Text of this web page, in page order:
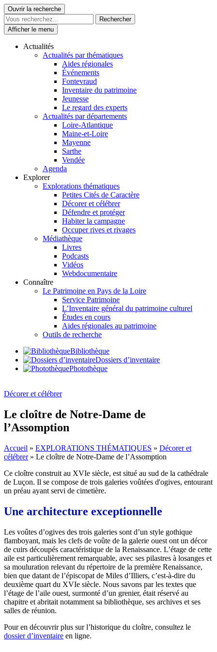
Skip
to
content
Le Patrimoine se vit ici
Ouvrir la recherche
Afficher le menu
Actualités
Actualités par thématiques
Aides régionales
Événements
Fontevraud
Inventaire du patrimoine
Jeunesse
Le regard des experts
Actualités par départements
Loire-Atlantique
Maine-et-Loire
Mayenne
Sarthe
Vendée
Agenda
Explorer
Explorations thématiques
Petites Cités de Caractère
Décorer et célébrer
Défendre et protéger
Habiter la campagne
Occuper rives et rivages
Médiathèque
Livres
Podcasts
Vidéos
Webdocumentaire
Connaître
Le Patrimoine en Pays de la Loire
Service Patrimoine
L’Inventaire général du patrimoine culturel
Études en cours
Aides régionales au patrimoine
Outils de recherche
Bibliothèque
Dossiers d’inventaire
Photothèque
Décorer et célébrer
Le cloître de Notre-Dame de
l’Assomption
Accueil » EXPLORATIONS THÉMATIQUES » Décorer et
célébrer» Le cloître de Notre-Dame de l’Assomption
Ce cloître construit au XVIe siècle, est situé au sud de la cathédrale
de Luçon. Il se compose de trois galeries voûtées d'ogives, entourant
un préau ayant servi de cimetière.
Une architecture exceptionnelle
Les voûtes d’ogives des trois galeries sont d’un style gothique
flamboyant, mais les clefs de voûte de la galerie ouest ont un décor
de cuirs découpés caractéristique de la Renaissance. L’étage de cette
aile est particulièrement remarquable, avec ses pilastres à losanges et
sa mouluration relevant du répertoire de la première Renaissance,
bien que datant de l’épiscopat de Miles d’Illiers, c’est-à-dire du
deuxième quart du XVIe siècle. Nous savons par les textes que
l’étage de l’aile ouest, surmonté d’un grenier, était réservé au
chapitre et abritait notamment sa bibliothèque, ses archives et ses
salles de réunion.
Pour en découvrir plus sur l’historique du cloître, consultez le
dossier d’inventaire en ligne.